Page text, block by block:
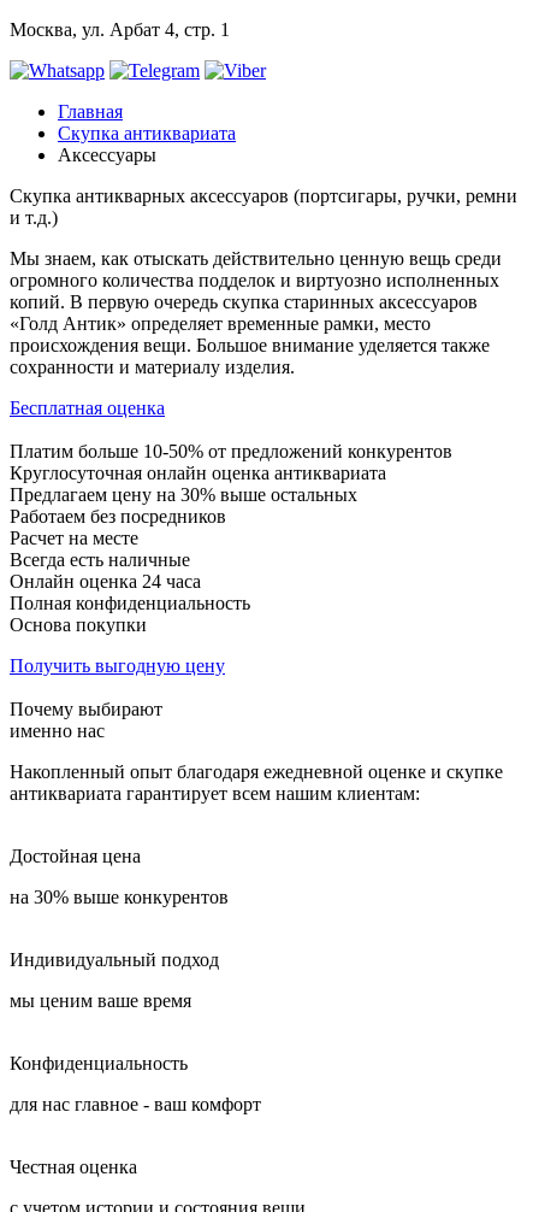
Москва, ул. Арбат 4, стр. 1
Главная
Скупка антиквариата
Аксессуары
Скупка антикварных аксессуаров (портсигары, ручки, ремни
и т.д.)
Мы знаем, как отыскать действительно ценную вещь среди
огромного количества подделок и виртуозно исполненных
копий. В первую очередь скупка старинных аксессуаров
«Голд Антик» определяет временные рамки, место
происхождения вещи. Большое внимание уделяется также
сохранности и материалу изделия.
Бесплатная оценка
Платим больше 10-50% от предложений конкурентов
Круглосуточная онлайн оценка антиквариата
Предлагаем цену на 30% выше остальных
Работаем без посредников
Расчет на месте
Всегда есть наличные
Онлайн оценка 24 часа
Полная конфиденциальность
Основа покупки
Получить выгодную цену
Почему выбирают
именно нас
Накопленный опыт благодаря ежедневной оценке и скупке
антиквариата гарантирует всем нашим клиентам:
Достойная цена
на 30% выше конкурентов
Индивидуальный подход
мы ценим ваше время
Конфиденциальность
для нас главное - ваш комфорт
Честная оценка
с учетом истории и состояния вещи